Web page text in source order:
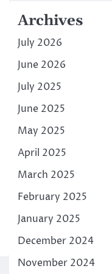
Archives
July 2026
June 2026
July 2025
June 2025
May 2025
April 2025
March 2025
February 2025
January 2025
December 2024
November 2024